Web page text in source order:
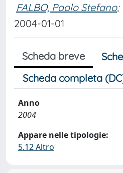
FALBO, Paolo Stefano;
2004-01-01
Scheda breve
Scheda completa
Anno
2004
Appare nelle tipologie:
5.12 Altro